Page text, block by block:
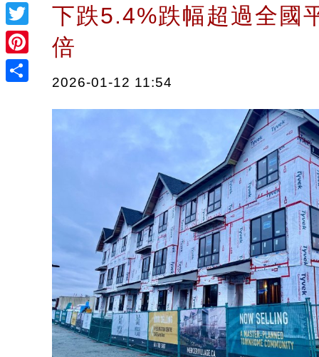
Facebook
Twitter
Pinterest
下跌5.4%跌幅超過全國
倍
2026-01-12 11:54